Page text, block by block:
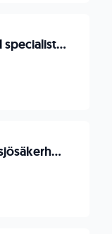
Plutonchef till specialistofficersutbildningen
Huvudlärare sjösäkerhet till Sjöstridsskolan